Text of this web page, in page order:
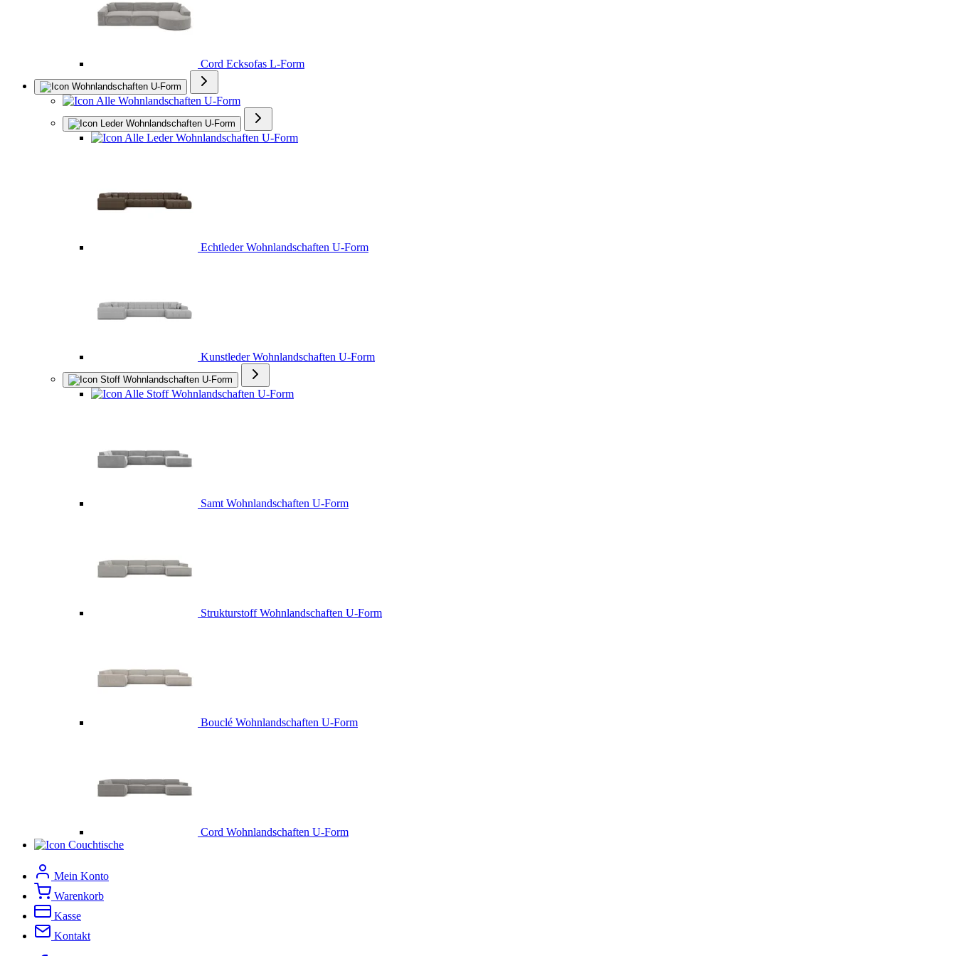
Cord Ecksofas L-Form
Wohnlandschaften U-Form
Alle Wohnlandschaften U-Form
Leder Wohnlandschaften U-Form
Alle Leder Wohnlandschaften U-Form
Echtleder Wohnlandschaften U-Form
Kunstleder Wohnlandschaften U-Form
Stoff Wohnlandschaften U-Form
Alle Stoff Wohnlandschaften U-Form
Samt Wohnlandschaften U-Form
Strukturstoff Wohnlandschaften U-Form
Bouclé Wohnlandschaften U-Form
Cord Wohnlandschaften U-Form
Couchtische
Mein Konto
Warenkorb
Kasse
Kontakt